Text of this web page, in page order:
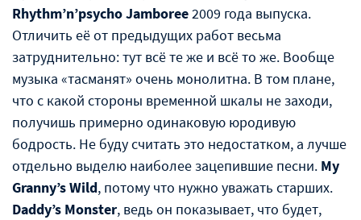
Rhythm’n’psycho Jamboree2009 года выпуска.
Отличить её от предыдущих работ весьма
затруднительно: тут всё те же и всё то же. Вообще
музыка «тасманят» очень монолитна. В том плане,
что с какой стороны временной шкалы не заходи,
получишь примерно одинаковую юродивую
бодрость. Не буду считать это недостатком, а лучше
отдельно выделю наиболее зацепившие песни. My
Granny’s Wild, потому что нужно уважать старших.
Daddy’s Monster, ведь он показывает, что будет,